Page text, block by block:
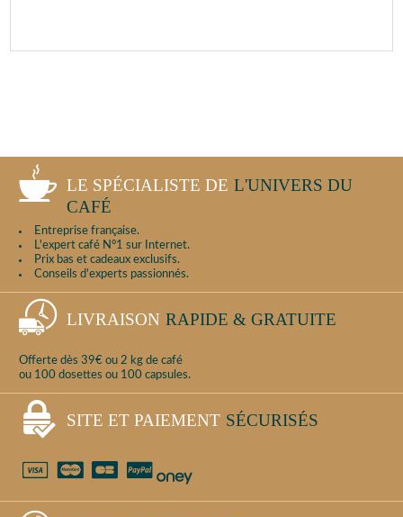
LE SPÉCIALISTE DE L'UNIVERS DU
CAFÉ
Entreprise française.
L'expert café N°1 sur Internet.
Prix bas et cadeaux exclusifs.
Conseils d'experts passionnés.
LIVRAISON RAPIDE & GRATUITE
Offerte dès 39€ ou 2 kg de café
ou 100 dosettes ou 100 capsules.
SITE ET PAIEMENT SÉCURISÉS